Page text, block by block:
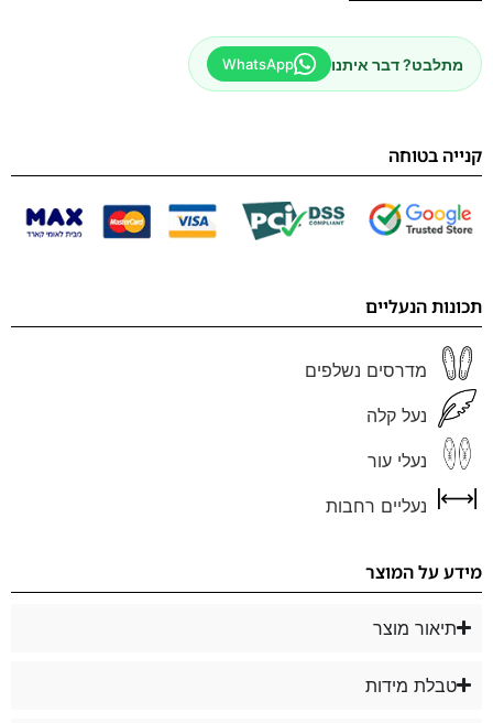
מתלבט? דבר איתנו WhatsApp
קנייה בטוחה
תכונות הנעליים
מדרסים נשלפים
נעל קלה
נעלי עור
נעליים רחבות
מידע על המוצר
תיאור מוצר
טבלת מידות